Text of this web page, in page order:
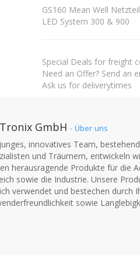
GS160 Mean Well
LED System 300 & 900
Special Deals for freight
Need an Offer? Send an
Ask us for deliverytimes
GmbH - Über uns
innovatives Team,
und Träumern, entwickeln
herausragende Produkte für die
sowie die Industrie. Unsere
verwendet und bestechen durch
sowie